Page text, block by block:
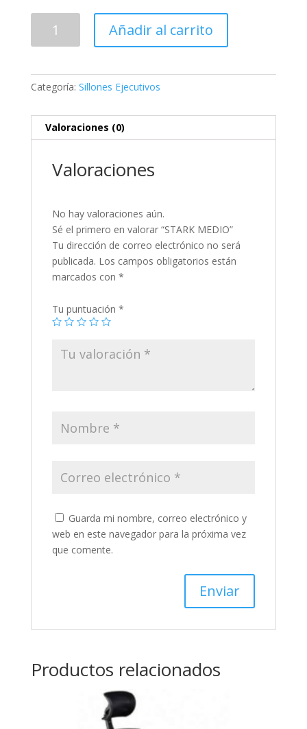
MEDIO
Añadir al carrito
Categoría: Sillones Ejecutivos
Valoraciones (0)
Valoraciones
No hay valoraciones aún.
Sé el primero en valorar “STARK MEDIO”
Tu dirección de correo electrónico no será
publicada. Los campos obligatorios están
marcados con *
Tu puntuación *
Guarda mi nombre, correo electrónico y
web en este navegador para la próxima vez
que comente.
Productos relacionados